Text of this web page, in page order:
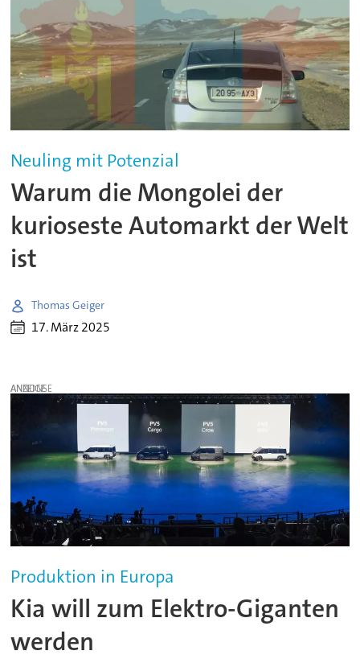
Neuling mit Potenzial
Warum die Mongolei der
kurioseste Automarkt der Welt
ist
Thomas Geiger
17. März 2025
ANZEIGE
Produktion in Europa
Kia will zum Elektro-Giganten
werden